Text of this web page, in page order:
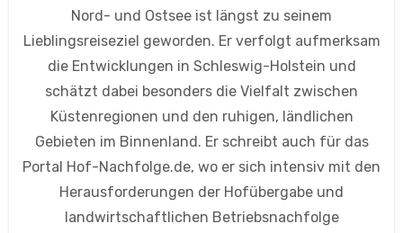
Nord- und Ostsee ist längst zu seinem
Lieblingsreiseziel geworden. Er verfolgt aufmerksam
die Entwicklungen in Schleswig-Holstein und
schätzt dabei besonders die Vielfalt zwischen
Küstenregionen und den ruhigen, ländlichen
Gebieten im Binnenland. Er schreibt auch für das
Portal Hof-Nachfolge.de, wo er sich intensiv mit den
Herausforderungen der Hofübergabe und
landwirtschaftlichen Betriebsnachfolge